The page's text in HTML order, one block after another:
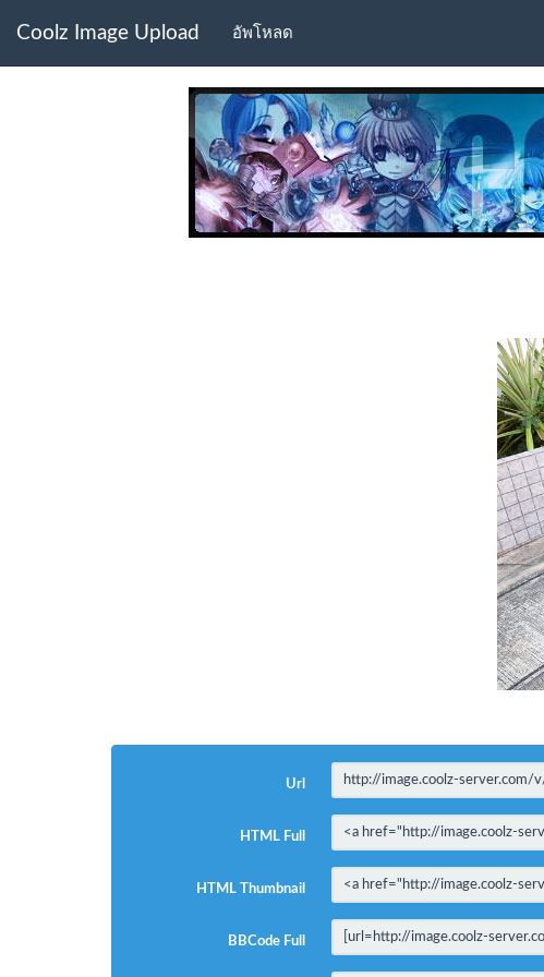
Coolz Image Upload อัพโหลด
Url
HTML Full
HTML Thumbnail
BBCode Full